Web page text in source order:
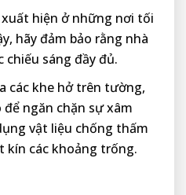
hiện ở những nơi tối
hãy đảm bảo rằng nhà
sáng đầy đủ.
các khe hở trên tường,
để ngăn chặn sự xâm
vật liệu chống thấm
kín các khoảng trống.